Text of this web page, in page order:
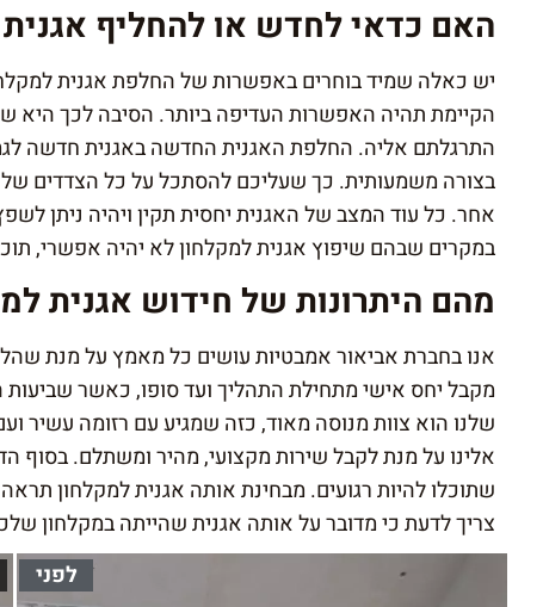
האם כדאי לחדש או להחליף
יש כאלה שמיד בוחרים באפשרות של החלפת אגנית
הקיימת תהיה האפשרות העדיפה ביותר. הסיבה לכך היא
התרגלתם אליה. החלפת האגנית החדשה באגנית חדשה
בצורה משמעותית. כך שעליכם להסתכל על כל הצדדים
אחר. כל עוד המצב של האגנית יחסית תקין ויהיה ניתן
במקרים שבהם שיפוץ אגנית למקלחון לא יהיה אפשרי,
מהם היתרונות של חידוש אגנית
אנו בחברת אביאור אמבטיות עושים כל מאמץ על מנת
מקבל יחס אישי מתחילת התהליך ועד סופו, כאשר
שלנו הוא צוות מנוסה מאוד, כזה שמגיע עם רזומה עשיר
אלינו על מנת לקבל שירות מקצועי, מהיר ומשתלם. בסוף
שתוכלו להיות רגועים. מבחינת אותה אגנית למקלחון
צריך לדעת כי מדובר על אותה אגנית שהייתה במקלחון
לפני